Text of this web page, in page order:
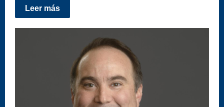
Leer más